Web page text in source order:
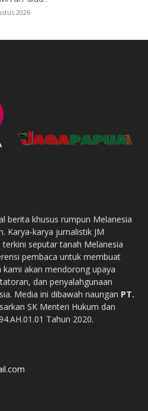
2026
berita khusus rumpun Melanesia
Karya-karya jurnalistik JM
seputar tanah Melanesia
pembaca untuk membuat
kami akan mendorong upaya
dan penyalahgunaan
Media ini dibawah naungan PT.
SK Menteri Hukum dan
Tahun 2020.